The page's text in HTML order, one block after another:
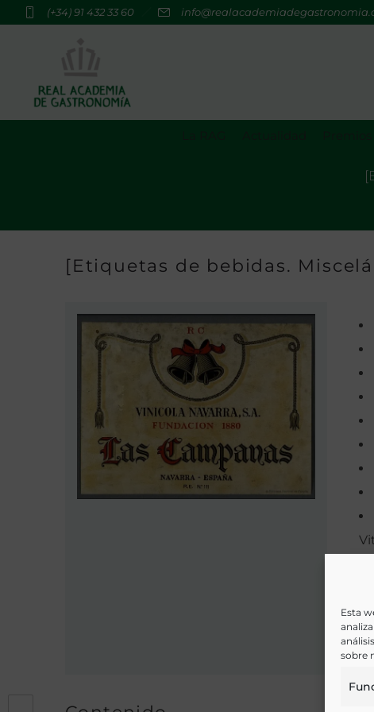
Esta
sobre
(+34) 91 432 33 60
[Etiquetas de bebidas.